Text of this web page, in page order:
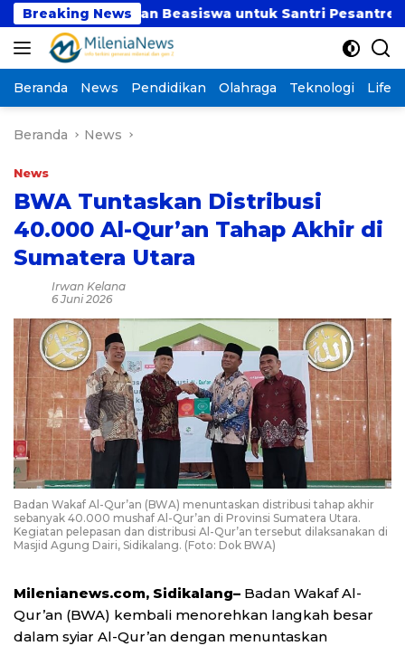
Langsung
ke
konten
Breaking News
Beasiswa untuk Santri Pesantren Tahfidz
Beranda News Pendidikan Olahraga Teknologi
Beranda News
News
BWA Tuntaskan Distribusi
40.000 Al-Qur’an Tahap Akhir di
Sumatera Utara
Irwan Kelana
6 Juni 2026
Badan Wakaf Al-Qur’an (BWA) menuntaskan distribusi tahap akhir
sebanyak 40.000 mushaf Al-Qur’an di Provinsi Sumatera Utara.
Kegiatan pelepasan dan distribusi Al-Qur’an tersebut dilaksanakan di
Masjid Agung Dairi, Sidikalang. (Foto: Dok BWA)
Milenianews.com, Sidikalang– Badan Wakaf Al-
Qur’an (BWA) kembali menorehkan langkah besar
dalam syiar Al-Qur’an dengan menuntaskan